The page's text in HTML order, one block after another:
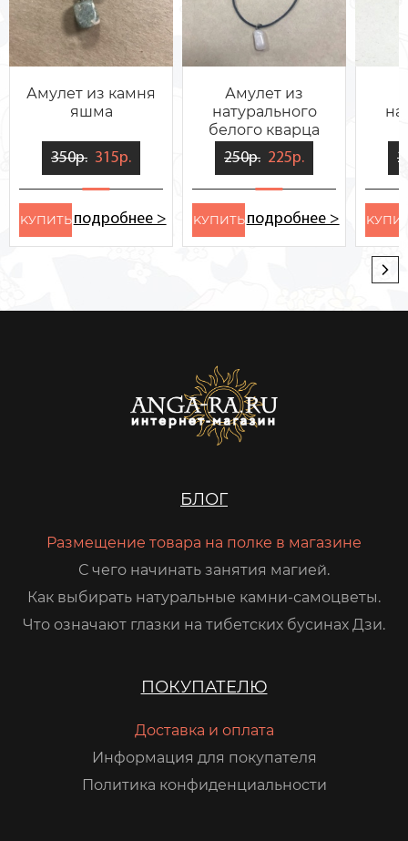
Амулет из камня
яшма
350р. 315р.
KУПИТЬ подробнее >
Амулет из
натурального
белого кварца
250р. 225р.
KУПИТЬ подробнее >
БЛОГ
Размещение товара на полке в магазине
С чего начинать занятия магией.
Как выбирать натуральные камни-самоцветы.
Что означают глазки на тибетских бусинах Дзи.
ПОКУПАТЕЛЮ
Доставка и оплата
Информация для покупателя
Политика конфиденциальности